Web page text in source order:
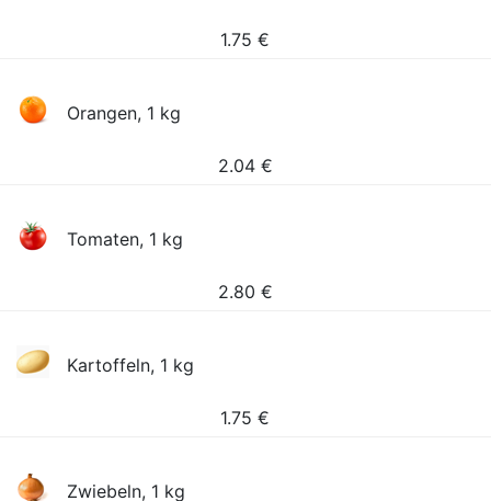
1.75 €
Orangen, 1 kg
2.04 €
Tomaten, 1 kg
2.80 €
Kartoffeln, 1 kg
1.75 €
Zwiebeln, 1 kg